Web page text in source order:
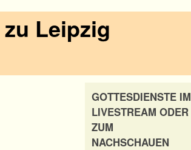
Leipzig
GOTTESDIENSTE IM
LIVESTREAM ODER
ZUM
NACHSCHAUEN